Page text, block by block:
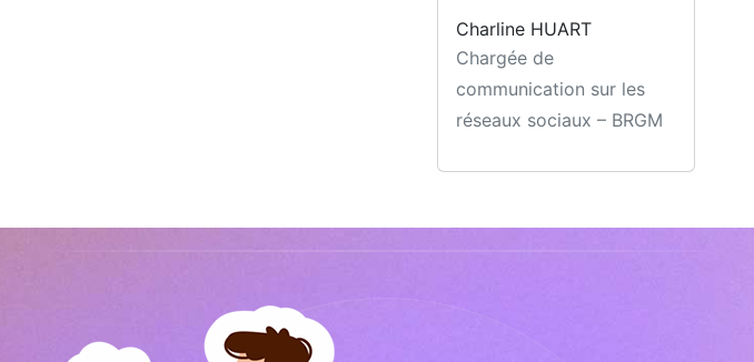
Charline HUART
Chargée de
communication sur les
réseaux sociaux – BRGM